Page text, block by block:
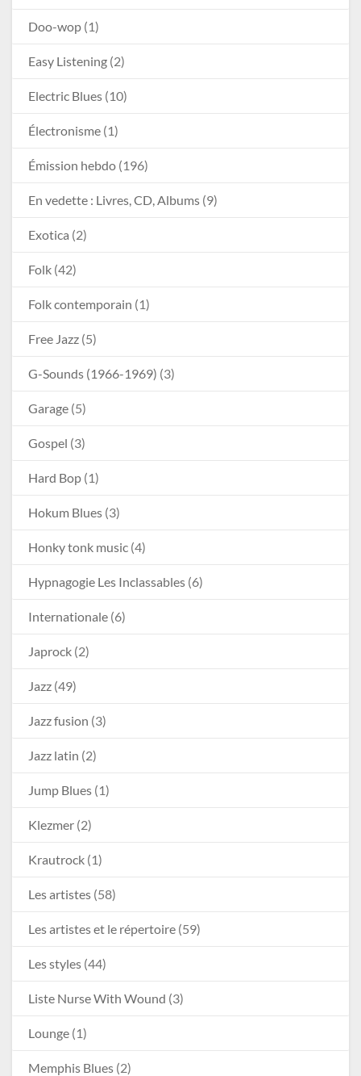
Doo-wop (1)
Easy Listening (2)
Electric Blues (10)
Électronisme (1)
Émission hebdo (196)
En vedette : Livres, CD, Albums (9)
Exotica (2)
Folk (42)
Folk contemporain (1)
Free Jazz (5)
G-Sounds (1966-1969) (3)
Garage (5)
Gospel (3)
Hard Bop (1)
Hokum Blues (3)
Honky tonk music (4)
Hypnagogie Les Inclassables (6)
Internationale (6)
Japrock (2)
Jazz (49)
Jazz fusion (3)
Jazz latin (2)
Jump Blues (1)
Klezmer (2)
Krautrock (1)
Les artistes (58)
Les artistes et le répertoire (59)
Les styles (44)
Liste Nurse With Wound (3)
Lounge (1)
Memphis Blues (2)